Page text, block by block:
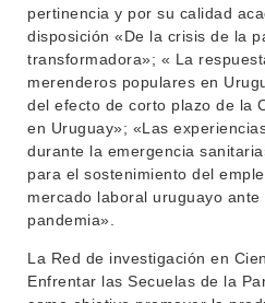
CONTACTO
pertinencia y por su calidad
disposición «De la crisis de la
transformadora»; « La
merenderos populares en
del efecto de corto plazo de la
en Uruguay»; «Las
durante la emergencia
para el sostenimiento del
mercado laboral uruguayo
pandemia».
La Red de investigación en
Enfrentar las Secuelas de la